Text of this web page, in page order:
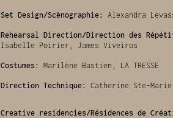
Set Design/Scènographie: Alexandra
Rehearsal Direction/Direction des
Isabelle Poirier, James Viveiros
Costumes: Marilène Bastien, LA TRESSE
Direction Technique: Catherine Ste-Marie
Creative residencies/Résidences de